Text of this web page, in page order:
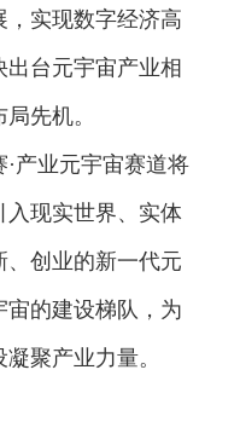
实现数字经济高
台元宇宙产业相
先机。
业元宇宙赛道将
入现实世界、实体
创业的新一代元
的建设梯队，为
聚产业力量。